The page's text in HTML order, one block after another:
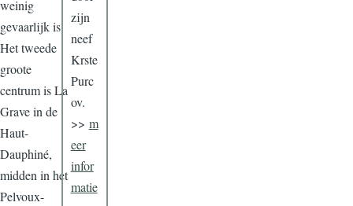
weinig
gevaarlijk is.
Het tweede
groote
centrum is La
Grave in de
Haut-
Dauphiné,
midden in het
Pelvoux-
zijn
neef
Krste
Purc
ov.
>> m
eer
infor
matie